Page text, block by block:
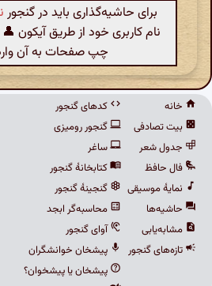
برای حاشیه‌گذاری باید در گنجور
نام کاربری خود از طریق
چپ صفحات به آن
خانه
بیت تصادفی
جدول شعر
فال حافظ
نمایهٔ موسیقی
حاشیه‌ها
مشابه‌یابی
تازه‌های گنجور
کدهای گنجور
گنجور رومیزی
ساغر
کتابخانهٔ گنجور
گنجینهٔ گنجور
محاسبه‌گر ابجد
آوای گنجور
پیشخان خوانشگران
پیشخان یا پیشخوان؟